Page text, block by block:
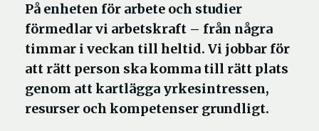
På enheten för arbete och studier
förmedlar vi arbetskraft – från några
timmar i veckan till heltid. Vi jobbar för
att rätt person ska komma till rätt plats
genom att kartlägga yrkesintressen,
resurser och kompetenser grundligt.